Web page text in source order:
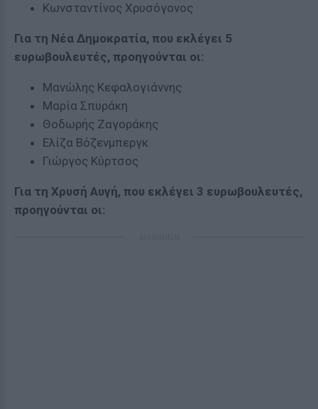
Κωνσταντίνος Χρυσόγονος
Για τη Νέα Δημοκρατία, που εκλέγει 5
ευρωβουλευτές, προηγούνται οι:
Μανώλης Κεφαλογιάννης
Μαρία Σπυράκη
Θοδωρής Ζαγοράκης
Ελίζα Βόζενμπεργκ
Γιώργος Κύρτσος
Για τη Χρυσή Αυγή, που εκλέγει 3 ευρωβουλευτές,
προηγούνται οι: